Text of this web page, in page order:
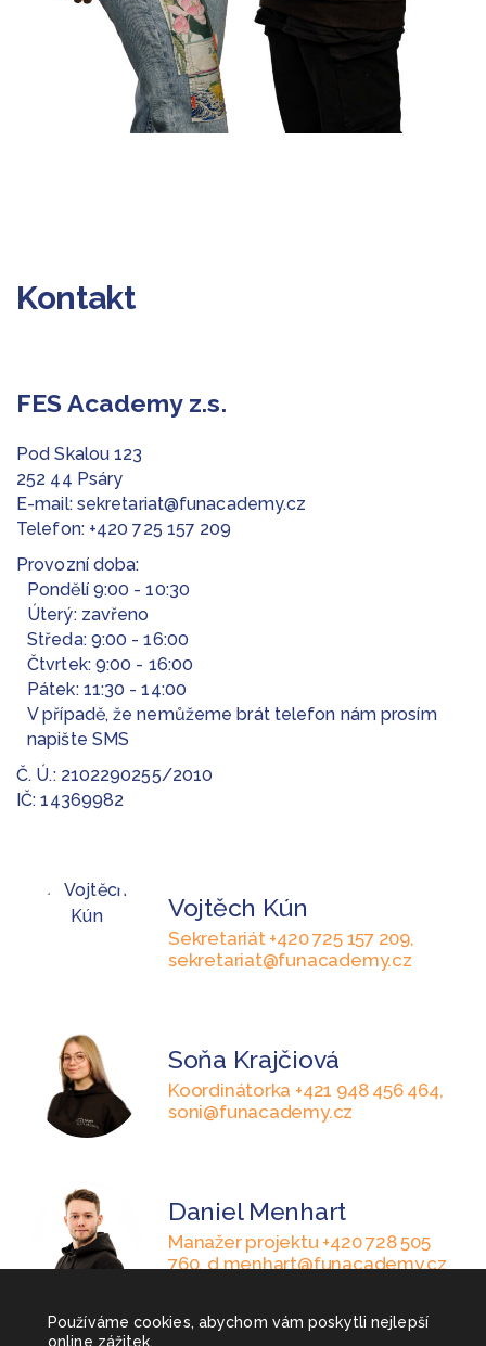
Kontakt
FES Academy z.s.
Pod Skalou 123
252 44 Psáry
E-mail: sekretariat@funacademy.cz
Telefon: +420 725 157 209
Provozní doba:
Pondělí 9:00 - 10:30
Úterý: zavřeno
Středa: 9:00 - 16:00
Čtvrtek: 9:00 - 16:00
Pátek: 11:30 - 14:00
V případě, že nemůžeme brát telefon nám prosím
napište SMS
Č. Ú.: 2102290255/2010
IČ: 14369982
Vojtěch Kún
Sekretariát +420 725 157 209,
sekretariat@funacademy.cz
Soňa Krajčiová
Koordinátorka +421 948 456 464,
soni@funacademy.cz
Daniel Menhart
Manažer projektu +420 728 505
760, d.menhart@funacademy.cz
Používáme cookies, abychom vám poskytli nejlepší
online zážitek.